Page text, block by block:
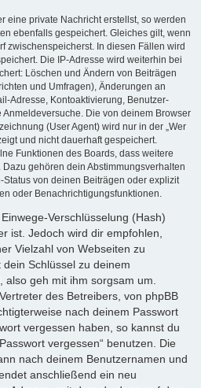
eine private Nachricht erstellst, so werden
ebenfalls gespeichert. Gleiches gilt, wenn
zwischenspeicherst. In diesen Fällen wird
Die IP-Adresse wird weiterhin bei
Löschen und Ändern von Beiträgen
und Umfragen), Änderungen an
Adresse, Kontoaktivierung, Benutzer-
Anmeldeversuche. Die von deinem Browser
(User Agent) wird nur in der „Wer
und nicht dauerhaft gespeichert.
Funktionen des Boards, dass weitere
gehören dein Abstimmungsverhalten
Status von deinen Beiträgen oder explizit
oder Benachrichtigungsfunktionen.
Verschlüsselung (Hash)
ist. Jedoch wird dir empfohlen,
Vielzahl von Webseiten zu
Schlüssel zu deinem
geh mit ihm sorgsam um.
des Betreibers, von phpBB
nach deinem Passwort
vergessen haben, so kannst du
vergessen“ benutzen. Die
nach deinem Benutzernamen und
anschließend ein neu